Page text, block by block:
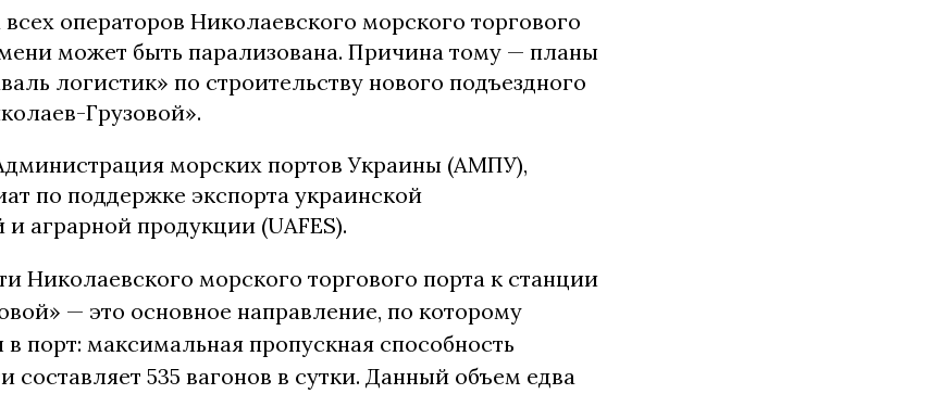
операторов Николаевского морского торгового
может быть парализована. Причина тому — планы
логистик» по строительству нового подъездного
Грузовой».
морских портов Украины (АМПУ),
по поддержке экспорта украинской
аграрной продукции (UAFES).
Николаевского морского торгового порта к станции
— это основное направление, по которому
в порт: максимальная пропускная способность
составляет 535 вагонов в сутки. Данный объем едва